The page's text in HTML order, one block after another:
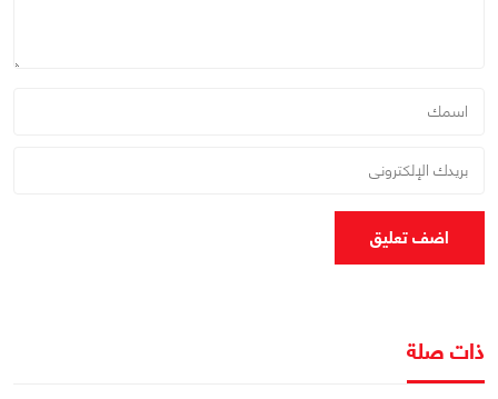
اضف تعليق
ذات صلة